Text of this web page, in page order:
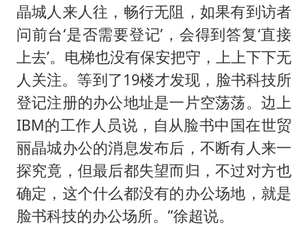
晶城人来人往，畅行无阻，如果有到访者
问前台‘是否需要登记’，会得到答复‘直接
上去’。电梯也没有保安把守，上上下下无
人关注。等到了19楼才发现，脸书科技所
登记注册的办公地址是一片空荡荡。边上
IBM的工作人员说，自从脸书中国在世贸
丽晶城办公的消息发布后，不断有人来一
探究竟，但最后都失望而归，不过对方也
确定，这个什么都没有的办公场地，就是
脸书科技的办公场所。”徐超说。